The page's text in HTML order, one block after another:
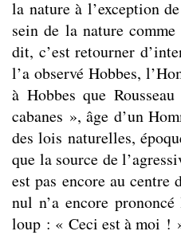
la nature à l’exception
sein de la nature
dit, c’est retourner
l’a observé Hobbes,
à Hobbes que
cabanes », âge d’un
des lois naturelles,
que la source de
est pas encore au centre
nul n’a encore
loup : « Ceci est à moi !